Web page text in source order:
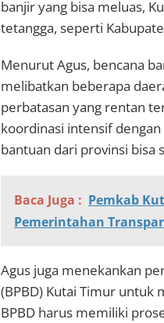
banjir yang bisa meluas,
tetangga, seperti
Menurut Agus, bencana
melibatkan beberapa
perbatasan yang rentan
koordinasi intensif
bantuan dari provinsi bisa
Baca Juga : Pemkab
Pemerintahan
Agus juga menekankan
(BPBD) Kutai Timur untuk
BPBD harus memiliki